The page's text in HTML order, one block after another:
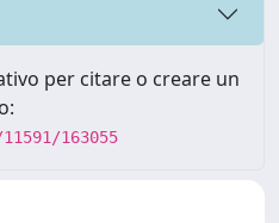
per citare o creare un
163055